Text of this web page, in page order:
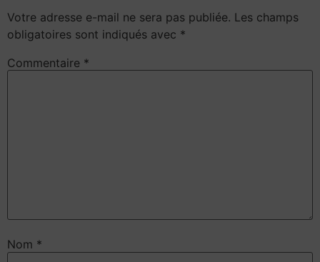
Votre adresse e-mail ne sera pas publiée. Les champs
obligatoires sont indiqués avec *
Commentaire *
Nom *